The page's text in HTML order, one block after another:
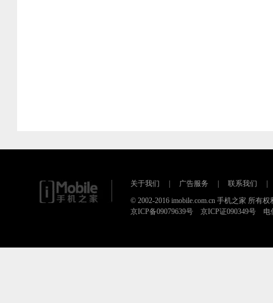
关于我们 广告服务 联系我们
© 2002-2016 imobile.com.cn 手机之家 所有权
京ICP备09079639号 京ICP证090349号 电